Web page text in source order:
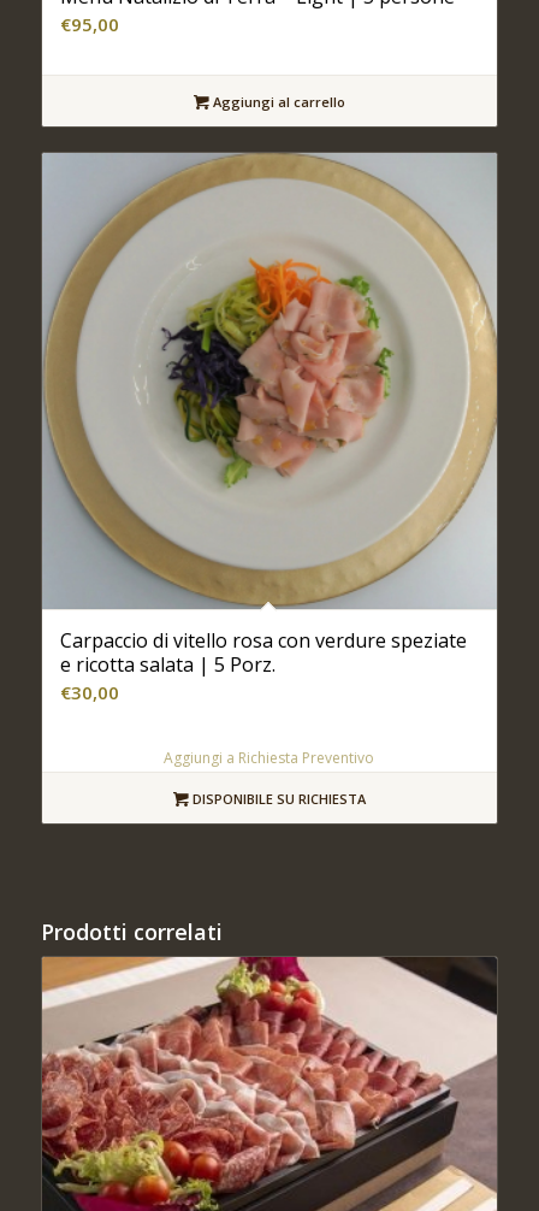
€95,00
Aggiungi al carrello
Carpaccio di vitello rosa con verdure speziate
e ricotta salata | 5 Porz.
€30,00
Aggiungi a Richiesta Preventivo
DISPONIBILE SU RICHIESTA
Prodotti correlati